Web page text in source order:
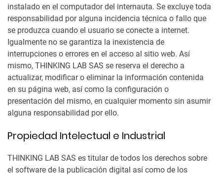
instalado en el computador del internauta. Se excluye toda
responsabilidad por alguna incidencia técnica o fallo que
se produzca cuando el usuario se conecte a internet.
Igualmente no se garantiza la inexistencia de
interrupciones o errores en el acceso al sitio web. Así
mismo, THINKING LAB SAS se reserva el derecho a
actualizar, modificar o eliminar la información contenida
en su página web, así como la configuración o
presentación del mismo, en cualquier momento sin asumir
alguna responsabilidad por ello.
Propiedad Intelectual e Industrial
THINKING LAB SAS es titular de todos los derechos sobre
el software de la publicación digital así como de los